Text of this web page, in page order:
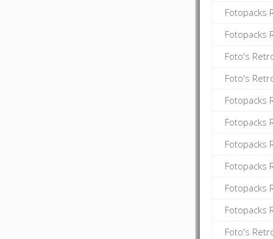
Fotopacks
Fotopacks
Foto's
Foto's
Fotopacks
Fotopacks
Fotopacks
Fotopacks
Fotopacks
Fotopacks
Foto's